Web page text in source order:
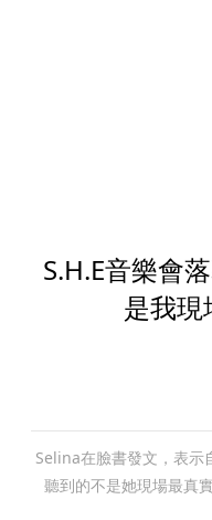
S.H.E音樂會
是我現
Selina在臉書發文，表示
聽到的不是她現場最真